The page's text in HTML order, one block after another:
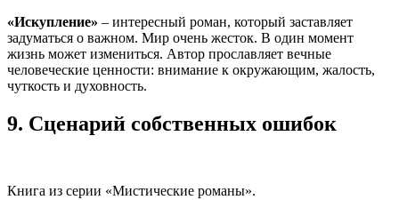
«Искупление» – интересный роман, который заставляет
задуматься о важном. Мир очень жесток. В один момент
жизнь может измениться. Автор прославляет вечные
человеческие ценности: внимание к окружающим, жалость,
чуткость и духовность.
9. Сценарий собственных ошибок
Книга из серии «Мистические романы».